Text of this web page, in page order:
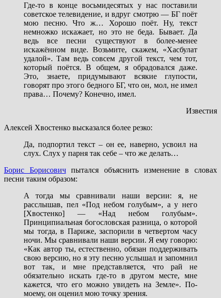
Где-то в конце восьмидесятых у нас поставили
советское телевидение, и вдруг смотрю — БГ поёт
мою песню. Что ж… Хорошо поёт. Ну, текст
немножко искажает, но это не беда. Бывает. Да
ведь все песни существуют в более-менее
искажённом виде. Возьмите, скажем, «Хасбулат
удалой». Там ведь совсем другой текст, чем тот,
который поётся. В общем, я обрадовался даже.
Это, знаете, придумывают всякие глупости,
говорят про этого бедного БГ, что он, мол, не имел
права… Почему? Конечно, имел.
Известия
Алексей Хвостенко высказался более резко:
Да, подпортил текст – он ее, наверно, усвоил на
слух. Слух у парня так себе – что же делать…
Борис Борисовичпытался объяснить изменение в словах
песни таким образом:
А тогда мы сравнивали наши версии: я, не
расслышав, пел «Под небом голубым», а у него
[Хвостенко] — «Над небом голубым».
Принципиальная богословская разница, о которой
мы тогда, в Париже, заспорили в четвертом часу
ночи. Мы сравнивали наши версии. Я ему говорю:
«Как автор ты, естественно, обязан поддерживать
свою версию, но я эту песню услышал и запомнил
вот так, и мне представляется, что рай не
обязательно искать где-то в другом месте, мне
кажется, что его можно увидеть на Земле». По-
моему, он оценил мою точку зрения.